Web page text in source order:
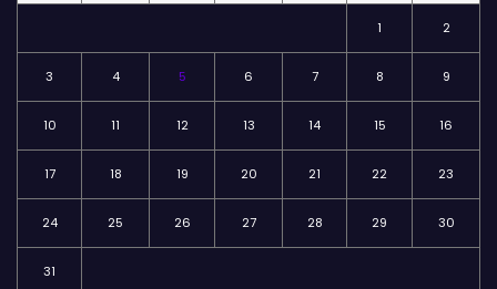
1 2
3 4 5 6 7 8 9
10 11 12 13 14 15 16
17 18 19 20 21 22 23
24 25 26 27 28 29 30
31